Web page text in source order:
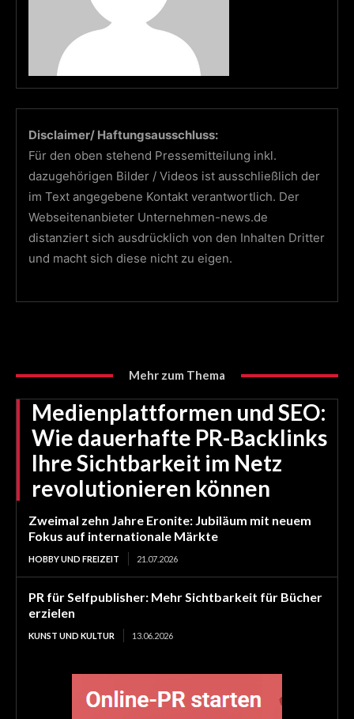
Disclaimer/ Haftungsausschluss:
Für den oben stehend Pressemitteilung inkl.
dazugehörigen Bilder / Videos ist ausschließlich der
im Text angegebene Kontakt verantwortlich. Der
Webseitenanbieter Unternehmen-news.de
distanziert sich ausdrücklich von den Inhalten Dritter
und macht sich diese nicht zu eigen.
Mehr zum Thema
Medienplattformen und SEO:
Wie dauerhafte PR-Backlinks
Ihre Sichtbarkeit im Netz
revolutionieren können
Zweimal zehn Jahre Eronite: Jubiläum mit neuem
Fokus auf internationale Märkte
HOBBY UND FREIZEIT 21.07.2026
PR für Selfpublisher: Mehr Sichtbarkeit für Bücher
erzielen
KUNST UND KULTUR 13.06.2026